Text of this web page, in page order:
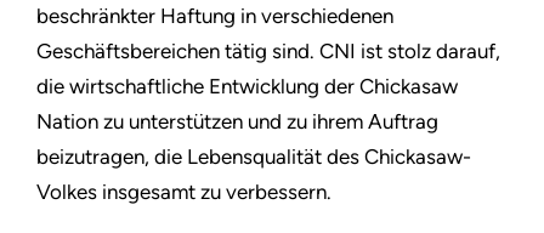
beschränkter Haftung in verschiedenen
Geschäftsbereichen tätig sind. CNI ist stolz darauf,
die wirtschaftliche Entwicklung der Chickasaw
Nation zu unterstützen und zu ihrem Auftrag
beizutragen, die Lebensqualität des Chickasaw-
Volkes insgesamt zu verbessern.